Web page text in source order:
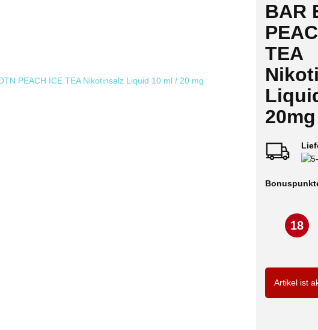
BAR
TEA
20mg
18
Artikel ist